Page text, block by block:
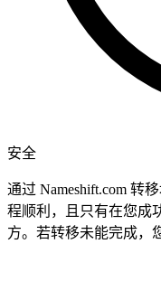
安全
通过 Nameshift.com 转
程顺利，且只有在您成
方。若转移未能完成，